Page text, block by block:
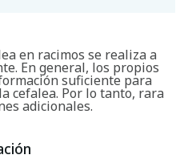
en racimos se realiza a
En general, los propios
suficiente para
cefalea. Por lo tanto, rara
adicionales.